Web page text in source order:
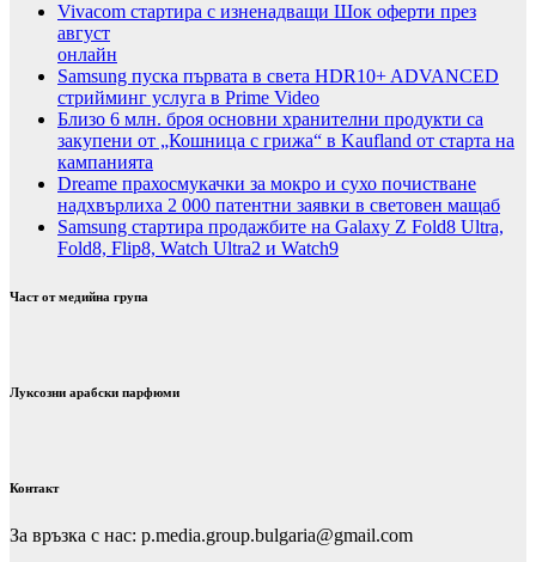
Vivacom стартира с изненадващи Шок оферти през
август
онлайн
Samsung пуска първата в света HDR10+ ADVANCED
стрийминг услуга в Prime Video
Близо 6 млн. броя основни хранителни продукти са
закупени от „Кошница с грижа“ в Kaufland от старта на
кампанията
Dreame прахосмукачки за мокро и сухо почистване
надхвърлиха 2 000 патентни заявки в световен мащаб
Samsung стартира продажбите на Galaxy Z Fold8 Ultra,
Fold8, Flip8, Watch Ultra2 и Watch9
Част от медийна група
Луксозни арабски парфюми
Контакт
За връзка с нас: p.media.group.bulgaria@gmail.com